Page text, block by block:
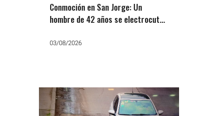
Conmoción en San Jorge: Un
hombre de 42 años se electrocutó
03/08/2026